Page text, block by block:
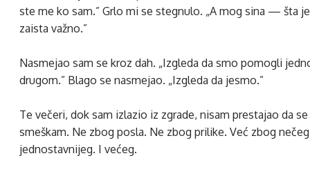
ste me ko sam.” Grlo mi se stegnulo. „A mog sina — šta je
zaista važno.”
Nasmejao sam se kroz dah. „Izgleda da smo pomogli
drugom.” Blago se nasmejao. „Izgleda da jesmo.”
Te večeri, dok sam izlazio iz zgrade, nisam prestajao da se
smeškam. Ne zbog posla. Ne zbog prilike. Već zbog nečeg
jednostavnijeg. I većeg.